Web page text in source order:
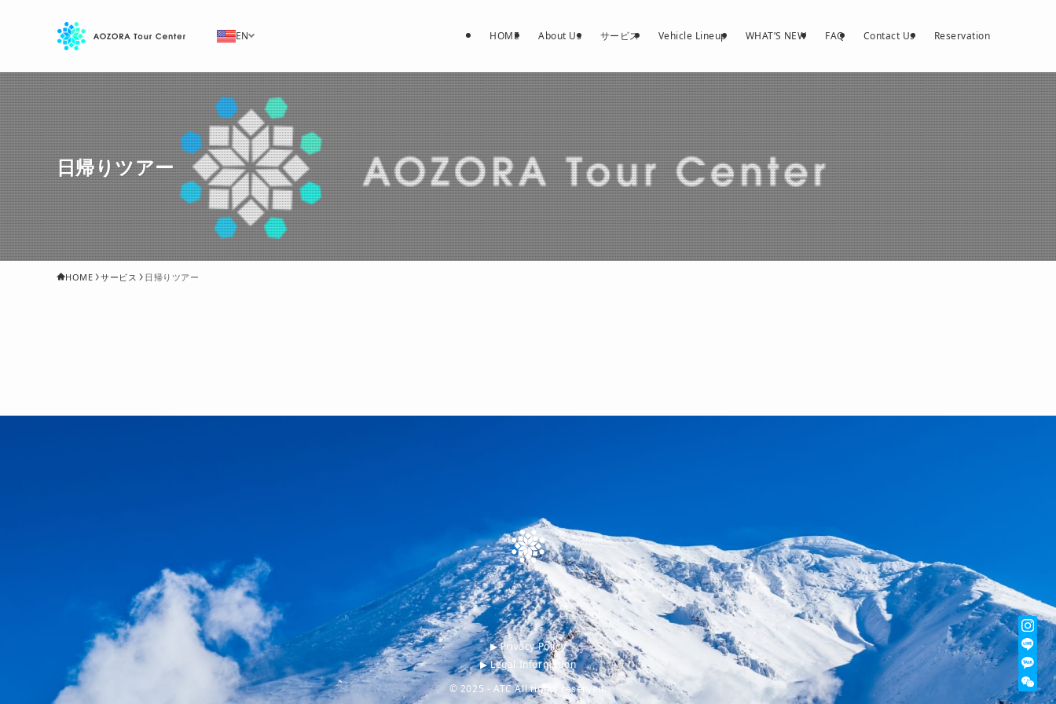
EN HOME About Us サービス Vehicle Lineup WHAT’S NEW FAQ Contact Us Reservation
日帰りツアー
HOME サービス 日帰りツアー
▶︎ Privacy Policy
▶︎ Legal Information
© 2025 - ATC All rights reserved.